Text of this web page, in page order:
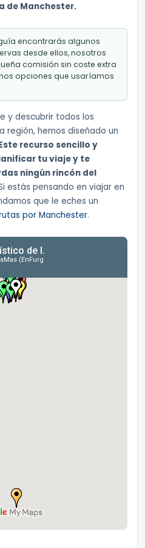
de Manchester.
encontrarás algunos
desde ellos, nosotros
comisión sin coste extra
opciones que usaríamos
y descubrir todos los
región, hemos diseñado un
recurso sencillo y
tu viaje y te
ningún rincón del
estás pensando en viajar en
que le eches un
por Manchester.